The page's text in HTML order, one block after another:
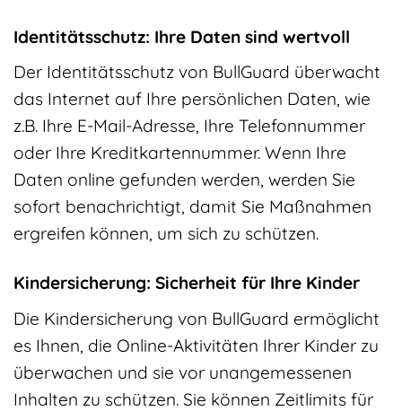
Identitätsschutz: Ihre Daten sind wertvoll
Der Identitätsschutz von BullGuard überwacht
das Internet auf Ihre persönlichen Daten, wie
z.B. Ihre E-Mail-Adresse, Ihre Telefonnummer
oder Ihre Kreditkartennummer. Wenn Ihre
Daten online gefunden werden, werden Sie
sofort benachrichtigt, damit Sie Maßnahmen
ergreifen können, um sich zu schützen.
Kindersicherung: Sicherheit für Ihre Kinder
Die Kindersicherung von BullGuard ermöglicht
es Ihnen, die Online-Aktivitäten Ihrer Kinder zu
überwachen und sie vor unangemessenen
Inhalten zu schützen. Sie können Zeitlimits für